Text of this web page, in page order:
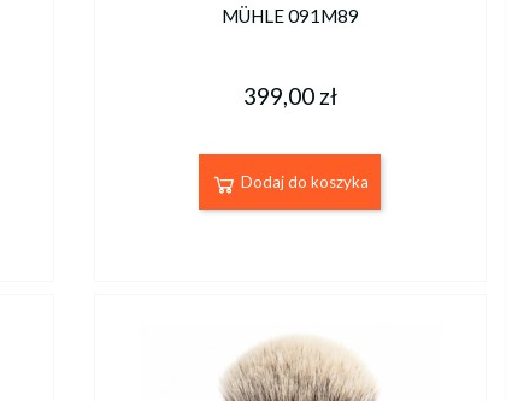
MÜHLE 091M89
399,00 zł
Dodaj do koszyka